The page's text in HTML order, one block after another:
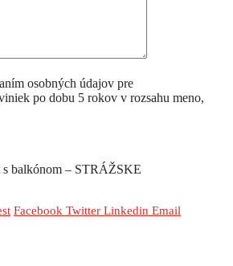
osobných údajov pre
po dobu 5 rokov v rozsahu meno,
Facebook Twitter Linkedin Email